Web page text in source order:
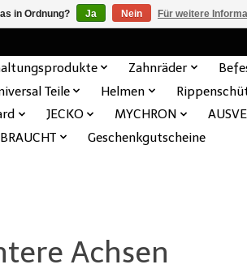
Zahnräder
Teile Helmen
JECKO MYCHRON
Geschenkgutscheine
Achsen
in Ordnung? Ja Nein Für weitere